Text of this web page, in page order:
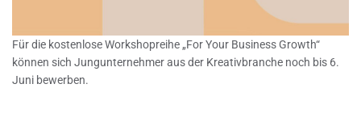
Für die kostenlose Workshopreihe „For Your Business Growth“
können sich Jungunternehmer aus der Kreativbranche noch bis 6.
Juni bewerben.